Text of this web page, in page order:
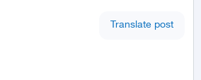
Translate post